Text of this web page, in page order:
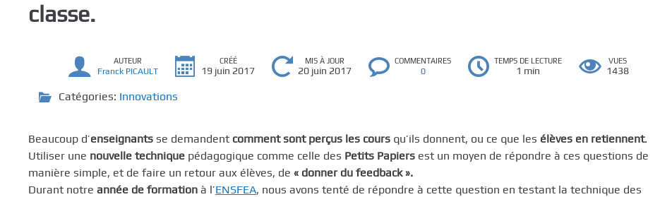
classe.
AUTEUR
Franck PICAULT
CRÉÉ
19 juin 2017
MIS À JOUR
20 juin 2017
COMMENTAIRES
0
TEMPS DE LECTURE
1 min
VUES
1438
Catégories: Innovations
Beaucoup d’enseignants se demandent comment sont perçus les cours qu’ils donnent, ou ce que les élèves en retiennent.
Utiliser une nouvelle technique pédagogique comme celle des Petits Papiers est un moyen de répondre à ces questions de
manière simple, et de faire un retour aux élèves, de « donner du feedback ».
Durant notre année de formation à l’ENSFEA, nous avons tenté de répondre à cette question en testant la technique des